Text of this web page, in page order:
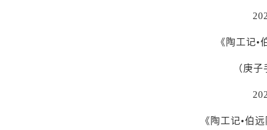
《陶工记•
（庚
《陶工记•伯